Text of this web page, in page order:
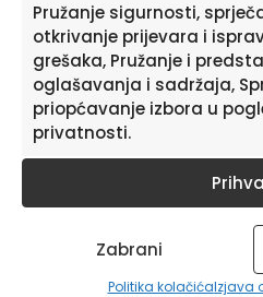
Pružanje sigurnosti,
otkrivanje prijevara i
grešaka, Pružanje i
oglašavanja i sadržaja,
priopćavanje izbora u
privatnosti.
Zabrani
Politika kolačićaIzjava
Pretplatite se na naš
Želite primati savjete i
informacije o novim